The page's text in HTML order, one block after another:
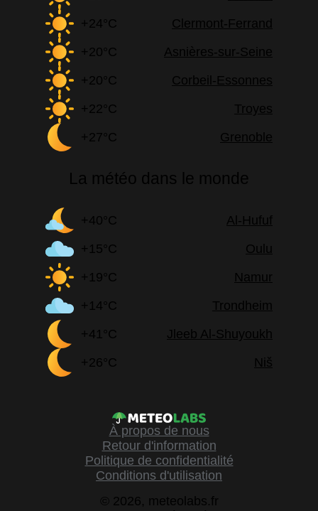
+24°C
Clermont-Ferrand
+20°C
Asnières-sur-Seine
+20°C
Corbeil-Essonnes
+22°C
Troyes
+27°C
Grenoble
La météo dans le monde
+40°C
Al-Hufuf
+15°C
Oulu
+19°C
Namur
+14°C
Trondheim
+41°C
Jleeb Al-Shuyoukh
+26°C
Niš
À propos de nous
Retour d'information
Politique de confidentialité
Conditions d'utilisation
© 2026, meteolabs.fr